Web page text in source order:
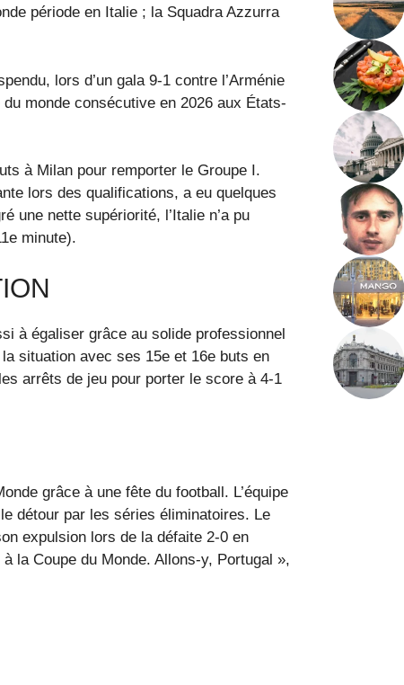
période en Italie ; la Squadra Azzurra
lors d’un gala 9-1 contre l’Arménie
monde consécutive en 2026 aux États-
à Milan pour remporter le Groupe I.
lors des qualifications, a eu quelques
une nette supériorité, l’Italie n’a pu
minute).
à égaliser grâce au solide professionnel
situation avec ses 15e et 16e buts en
arrêts de jeu pour porter le score à 4-1
grâce à une fête du football. L’équipe
détour par les séries éliminatoires. Le
expulsion lors de la défaite 2-0 en
la Coupe du Monde. Allons-y, Portugal »,